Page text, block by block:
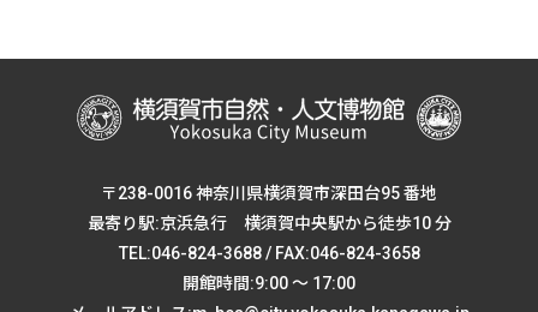
〒238-0016 神奈川県横須賀市深田台95 番地
最寄り駅:京浜急行 横須賀中央駅から徒歩10 分
TEL:046-824-3688 / FAX:046-824-3658
開館時間:9:00 ～ 17:00